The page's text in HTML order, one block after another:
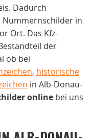
Dadurch
Nummernschilder in
Ort. Das Kfz-
der
ob bei
, historische
in Alb-Donau-
online bei uns